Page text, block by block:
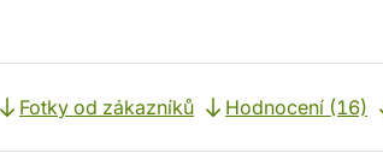
Fotky od zákazníků Hodnocení (16)